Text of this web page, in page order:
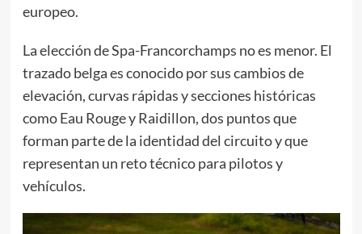
europeo.
La elección de Spa-Francorchamps no es menor. El
trazado belga es conocido por sus cambios de
elevación, curvas rápidas y secciones históricas
como Eau Rouge y Raidillon, dos puntos que
forman parte de la identidad del circuito y que
representan un reto técnico para pilotos y
vehículos.